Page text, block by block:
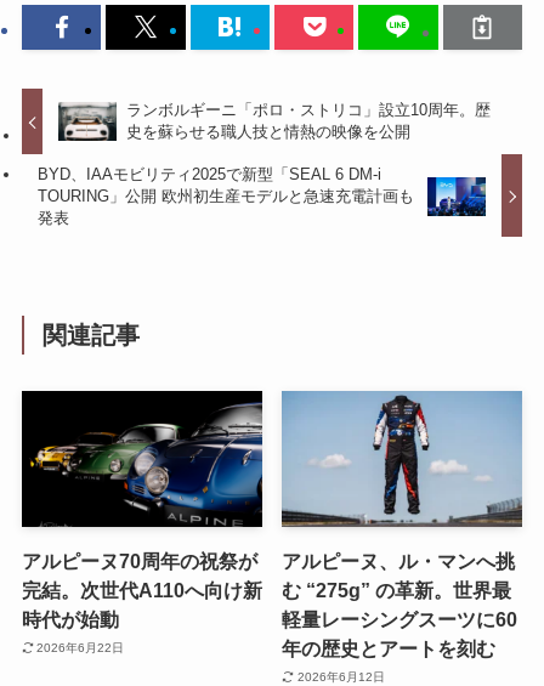
ランボルギーニ「ポロ・ストリコ」設立10周年。歴
史を蘇らせる職人技と情熱の映像を公開
BYD、IAAモビリティ2025で新型「SEAL 6 DM-i
TOURING」公開 欧州初生産モデルと急速充電計画も
発表
関連記事
アルピーヌ70周年の祝祭が
完結。次世代A110へ向け新
時代が始動
2026年6月22日
アルピーヌ、ル・マンへ挑
む “275g” の革新。世界最
軽量レーシングスーツに60
年の歴史とアートを刻む
2026年6月12日